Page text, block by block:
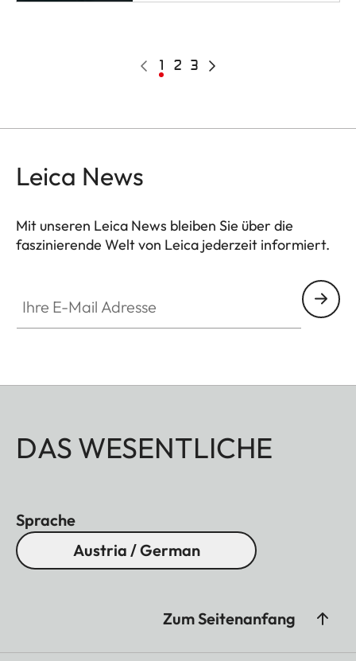
Pagination
Vorherige
Seite
Aktuelle
Seite
1 Page
2 Page
3
Nächste
Leica News
Mit unseren Leica News bleiben Sie über die
faszinierende Welt von Leica jederzeit informiert.
DAS WESENTLICHE
Sprache
Austria / German
Zum Seitenanfang